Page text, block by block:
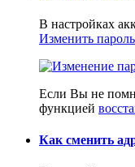
В настройках
Изменить пароль
Если Вы не
функцией
Как сменить